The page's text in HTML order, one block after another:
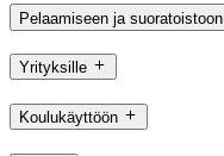
Pelaamiseen ja suoratoistoon
Yrityksille
Koulukäyttöön